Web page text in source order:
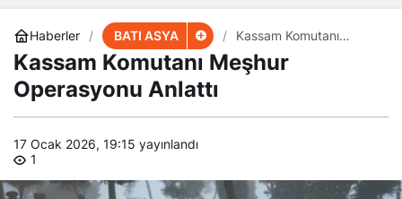
Haberler BATI ASYA
Kassam Komutanı
Meşhur Operasyonu
Anlattı
Kassam Komutanı Meşhur
Operasyonu Anlattı
17 Ocak 2026, 19:15 yayınlandı
1